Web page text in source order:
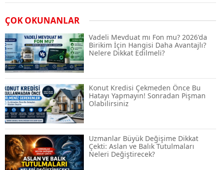
Airdrop Nasıl Alınır? Kripto Para Airdrop
Rehberi ve Güvenli Katılım Yöntemleri
Spot ve Vadeli İşlem Arasındaki Farklar |
Hangi Piyasa Sizin İçin Daha Uygun?
ABD-İran Anlaşması Sonrası Altın
Rekora Koştu, Petrol Fiyatları Sert Düştü
Temmuz 2026 Maaş Zammı Netleşiyor!
ÇOK OKUNANLAR
Vadeli Mevduat mı Fon mu? 2026'da
Birikim İçin Hangisi Daha Avantajlı?
Nelere Dikkat Edilmeli?
Konut Kredisi Çekmeden Önce Bu
Hatayı Yapmayın! Sonradan Pişman
Olabilirsiniz
Uzmanlar Büyük Değişime Dikkat
Çekti: Aslan ve Balık Tutulmaları
Neleri Değiştirecek?